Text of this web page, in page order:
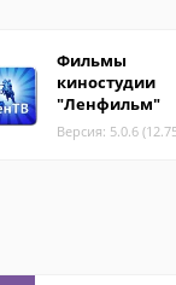
Фильмы
киностудии
"Ленфильм"
Версия: 5.0.6